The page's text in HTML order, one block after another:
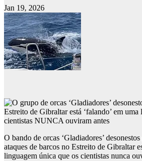
Jan 19, 2026
O bando de orcas ‘Gladiadores’
ataques de barcos no Estreito de Gibraltar
linguagem única que os cientistas nunca